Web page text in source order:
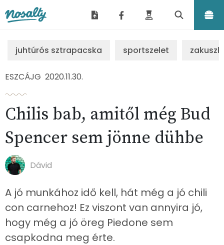
juhtúrós sztrapacska sportszelet
ESZCÁJG 2020.11.30.
Chilis bab, amitől még Bud
Spencer sem jönne dühbe
Dávid
A jó munkához idő kell, hát még a jó chili
con carnehoz! Ez viszont van annyira jó,
hogy még a jó öreg Piedone sem
csapkodna meg érte.